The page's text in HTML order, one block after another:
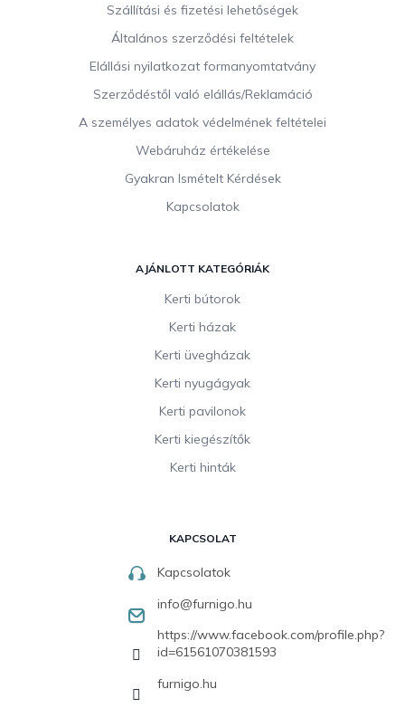
Szállítási és fizetési lehetőségek
Általános szerződési feltételek
Elállási nyilatkozat formanyomtatvány
Szerződéstől való elállás/Reklamáció
A személyes adatok védelmének feltételei
Webáruház értékelése
Gyakran Ismételt Kérdések
Kapcsolatok
AJÁNLOTT KATEGÓRIÁK
Kerti bútorok
Kerti házak
Kerti üvegházak
Kerti nyugágyak
Kerti pavilonok
Kerti kiegészítők
Kerti hinták
KAPCSOLAT
Kapcsolatok
info@furnigo.hu
https://www.facebook.com/profile.php?
id=61561070381593
furnigo.hu